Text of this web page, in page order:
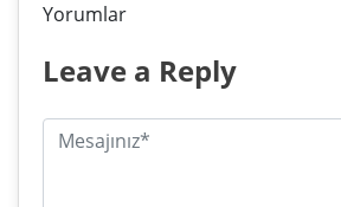
Yorumlar
Leave a Reply